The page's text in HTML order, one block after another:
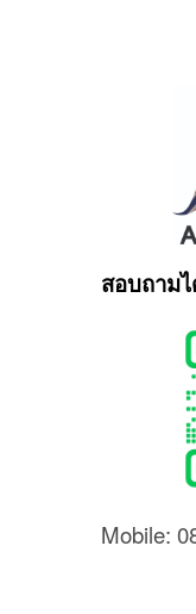
สอบถาม
Mobile: